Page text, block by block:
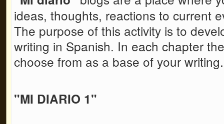
ideas, thoughts, reactions to current
The purpose of this activity is to
writing in Spanish. In each chapter
choose from as a base of your
"MI DIARIO 1"